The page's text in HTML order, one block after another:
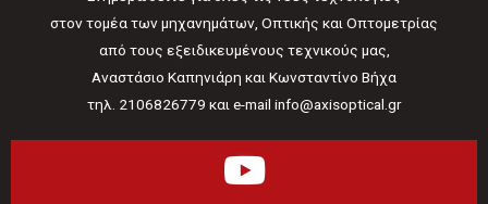
στον τομέα των μηχανημάτων, Οπτικής και Οπτομετρίας
από τους εξειδικευμένους τεχνικούς μας,
Αναστάσιο Καπηνιάρη και Κωνσταντίνο Βήχα
τηλ. 2106826779 και e-mail info@axisoptical.gr